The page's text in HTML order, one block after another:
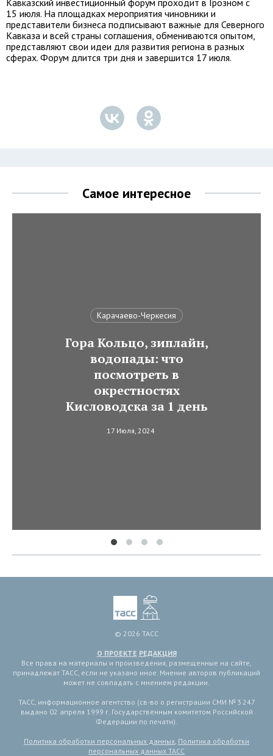
Кавказский инвестиционный форум проходит в Грозном с
15 июля. На площадках мероприятия чиновники и
представители бизнеса подписывают важные для Северного
Кавказа и всей страны соглашения, обмениваются опытом,
представляют свои идеи для развития региона в разных
сферах. Форум длится три дня и завершится 17 июля.
Самое интересное
Карачаево-Черкесия
Гора Кольцо, зиплайн,
водопады: что
посмотреть в
окрестностях
Кисловодска за 1 день
17 Июля, 2024
© 2026 ТАСС
О ПРОЕКТЕ РЕДАКЦИЯ
Все права на материалы и произведения, размещенные на сайте,
принадлежат ТАСС, если не указано иное. Мнение авторов публикаций
может не совпадать с мнением редакции.
ТАСС, информационное агентство (св-во о регистрации СМИ № 3 247
выдано 02 апреля 1999 г. Государственным комитетом Российской
Федерации по печати).
Политика обработки персональных данных, Политика обработки
персональных данных ТАСС